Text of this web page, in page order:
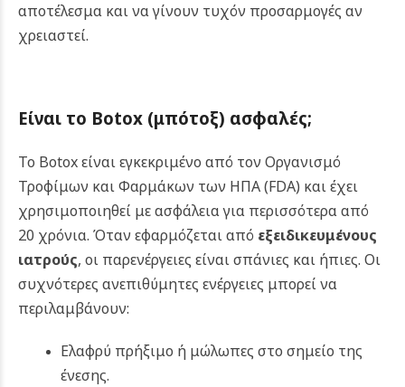
αποτέλεσμα και να γίνουν τυχόν προσαρμογές αν
χρειαστεί.
Είναι το Botox (μπότοξ) ασφαλές;
Το Botox είναι εγκεκριμένο από τον Οργανισμό
Τροφίμων και Φαρμάκων των ΗΠΑ (FDA) και έχει
χρησιμοποιηθεί με ασφάλεια για περισσότερα από
20 χρόνια. Όταν εφαρμόζεται από εξειδικευμένους
ιατρούς, οι παρενέργειες είναι σπάνιες και ήπιες. Οι
συχνότερες ανεπιθύμητες ενέργειες μπορεί να
περιλαμβάνουν:
Ελαφρύ πρήξιμο ή μώλωπες στο σημείο της
ένεσης.